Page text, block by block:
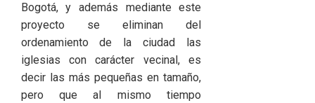
Bogotá, y además mediante este
proyecto se eliminan del
ordenamiento de la ciudad las
iglesias con carácter vecinal, es
decir las más pequeñas en tamaño,
pero que al mismo tiempo